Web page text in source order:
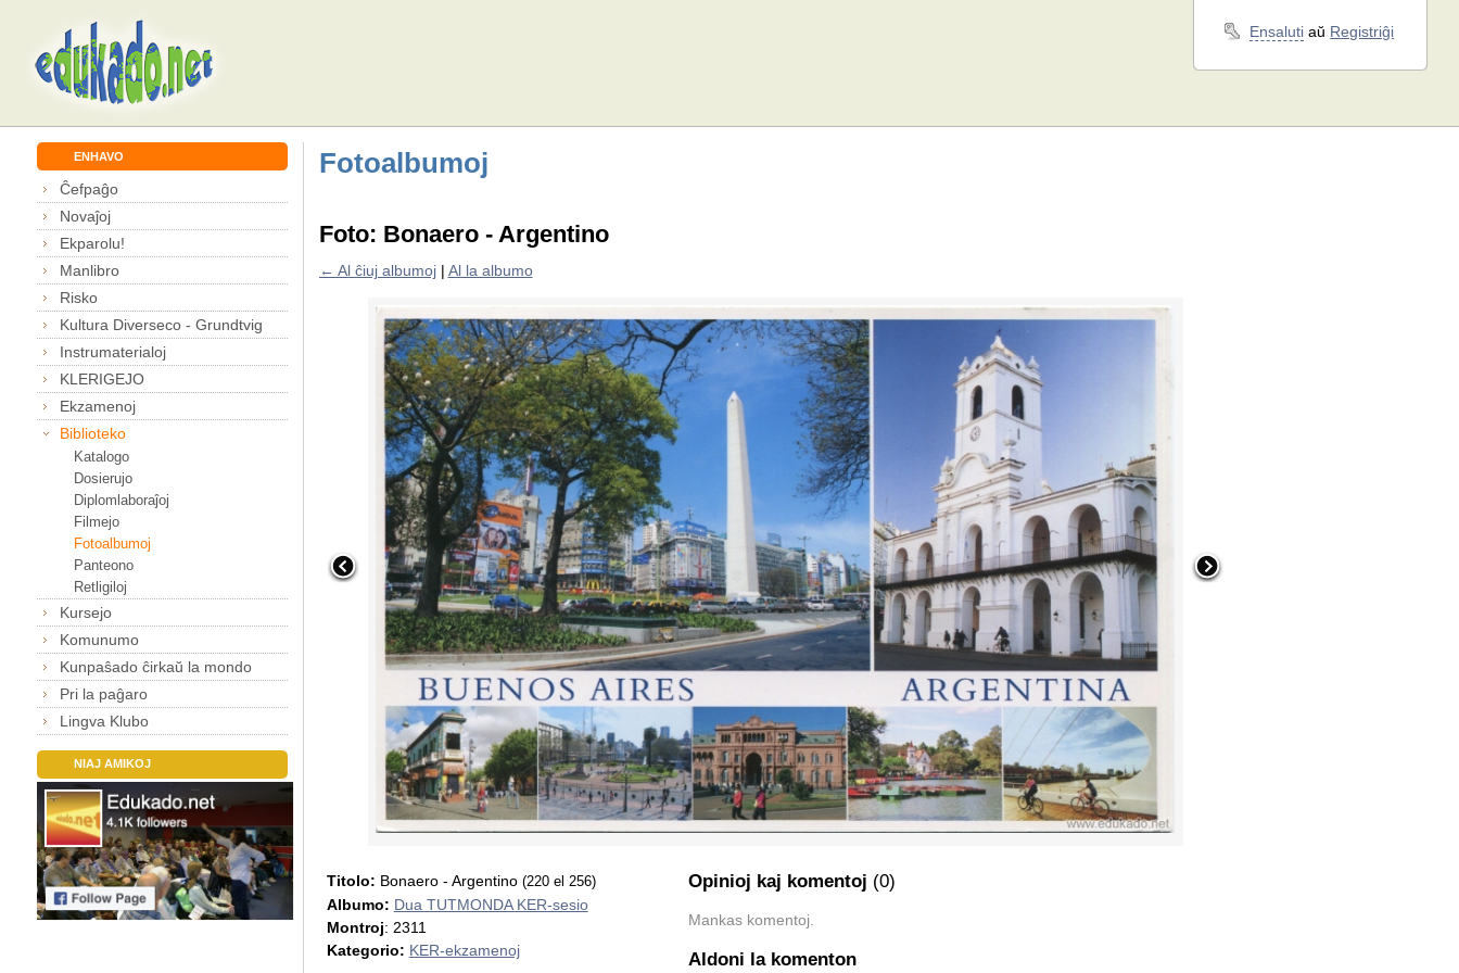
Ensaluti aŭ Registriĝi
ENHAVO
Ĉefpaĝo
Novaĵoj
Ekparolu!
Manlibro
Risko
Kultura Diverseco - Grundtvig
Instrumaterialoj
KLERIGEJO
Ekzamenoj
Biblioteko
Katalogo
Dosierujo
Diplomlaboraĵoj
Filmejo
Fotoalbumoj
Panteono
Retligiloj
Kursejo
Komunumo
Kunpaŝado ĉirkaŭ la mondo
Pri la paĝaro
Lingva Klubo
NIAJ AMIKOJ
Fotoalbumoj
Foto: Bonaero - Argentino
← Al ĉiuj albumoj| Al la albumo
Titolo: Bonaero - Argentino (220 el 256)
Albumo: Dua TUTMONDA KER-sesio
Montroj: 2311
Kategorio: KER-ekzamenoj
Opinioj kaj komentoj (0)
Mankas komentoj.
Aldoni la komenton